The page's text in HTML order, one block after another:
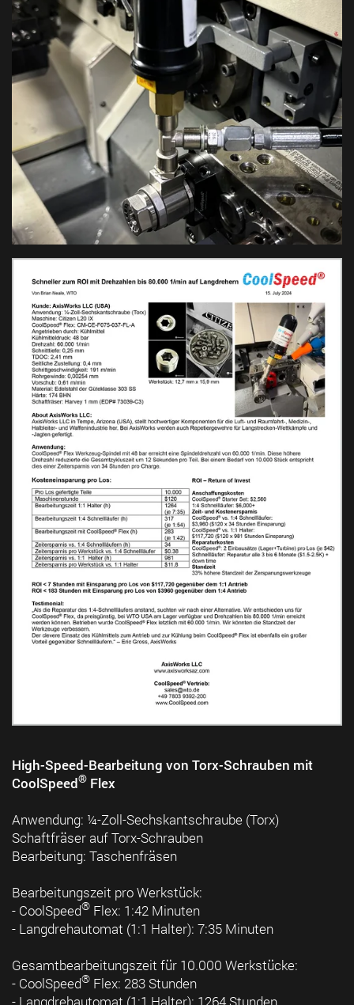
High-Speed-Bearbeitung von Torx-Schrauben mit
CoolSpeed® Flex
Anwendung: ¼-Zoll-Sechskantschraube (Torx)
Schaftfräser auf Torx-Schrauben
Bearbeitung: Taschenfräsen
Bearbeitungszeit pro Werkstück:
- CoolSpeed® Flex: 1:42 Minuten
- Langdrehautomat (1:1 Halter): 7:35 Minuten
Gesamtbearbeitungszeit für 10.000 Werkstücke:
- CoolSpeed® Flex: 283 Stunden